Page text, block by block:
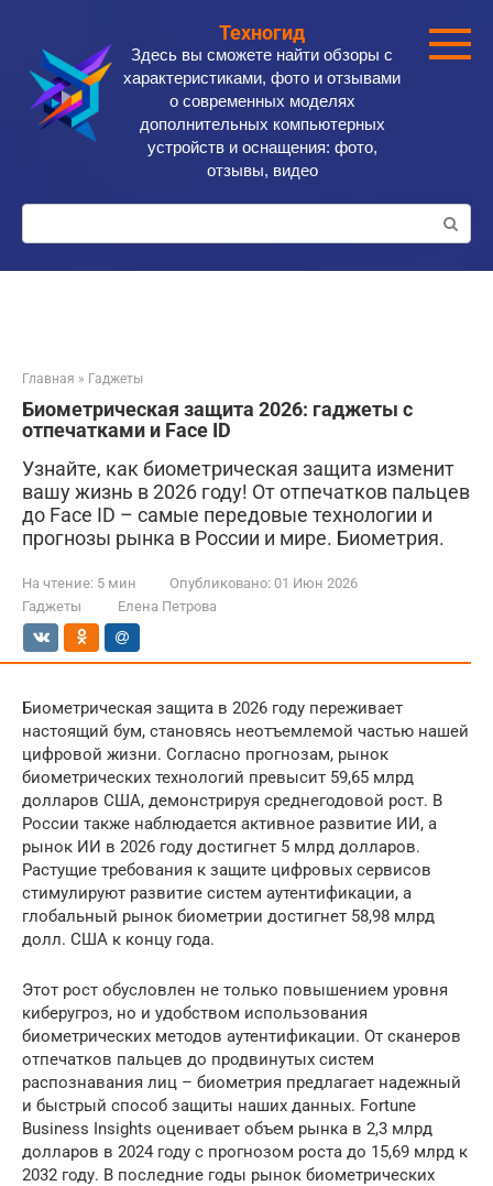
контенту
Техногид
Здесь вы сможете найти обзоры с
характеристиками, фото и отзывами
о современных моделях
дополнительных компьютерных
устройств и оснащения: фото,
отзывы, видео
Поиск:
Главная » Гаджеты
Биометрическая защита 2026: гаджеты с
отпечатками и Face ID
Узнайте, как биометрическая защита изменит
вашу жизнь в 2026 году! От отпечатков пальцев
до Face ID – самые передовые технологии и
прогнозы рынка в России и мире. Биометрия.
На чтение: 5 мин Опубликовано: 01 Июн 2026
Гаджеты
Елена Петрова
Биометрическая защита в 2026 году переживает
настоящий бум, становясь неотъемлемой частью нашей
цифровой жизни. Согласно прогнозам, рынок
биометрических технологий превысит 59,65 млрд
долларов США, демонстрируя среднегодовой рост. В
России также наблюдается активное развитие ИИ, а
рынок ИИ в 2026 году достигнет 5 млрд долларов.
Растущие требования к защите цифровых сервисов
стимулируют развитие систем аутентификации, а
глобальный рынок биометрии достигнет 58,98 млрд
долл. США к концу года.
Этот рост обусловлен не только повышением уровня
киберугроз, но и удобством использования
биометрических методов аутентификации. От сканеров
отпечатков пальцев до продвинутых систем
распознавания лиц – биометрия предлагает надежный
и быстрый способ защиты наших данных. Fortune
Business Insights оценивает объем рынка в 2,3 млрд
долларов в 2024 году с прогнозом роста до 15,69 млрд к
2032 году. В последние годы рынок биометрических